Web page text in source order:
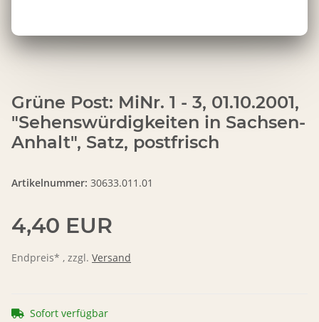
Grüne Post: MiNr. 1 - 3, 01.10.2001,
"Sehenswürdigkeiten in Sachsen-
Anhalt", Satz, postfrisch
Artikelnummer: 30633.011.01
4,40 EUR
Endpreis* , zzgl. Versand
Sofort verfügbar